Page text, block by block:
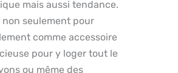
mais aussi tendance.
seulement pour
comme accessoire
pour y loger tout le
ou même des